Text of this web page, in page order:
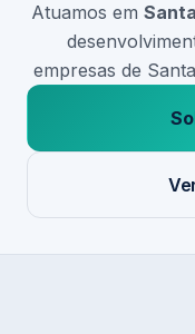
Atuamos em
empresas de